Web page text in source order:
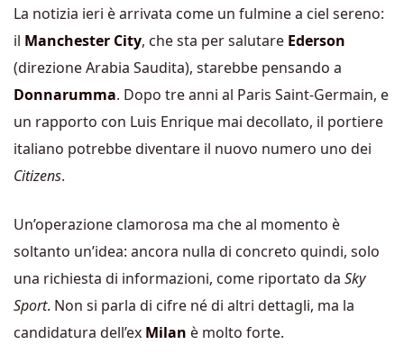
La notizia ieri è arrivata come un fulmine a ciel sereno:
il Manchester City, che sta per salutare Ederson
(direzione Arabia Saudita), starebbe pensando a
Donnarumma. Dopo tre anni al Paris Saint-Germain, e
un rapporto con Luis Enrique mai decollato, il portiere
italiano potrebbe diventare il nuovo numero uno dei
Citizens.
Un’operazione clamorosa ma che al momento è
soltanto un’idea: ancora nulla di concreto quindi, solo
una richiesta di informazioni, come riportato da Sky
Sport. Non si parla di cifre né di altri dettagli, ma la
candidatura dell’ex Milan è molto forte.